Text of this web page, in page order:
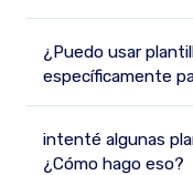
¿Puedo usar
específicamente
intenté algunas
¿Cómo hago eso?